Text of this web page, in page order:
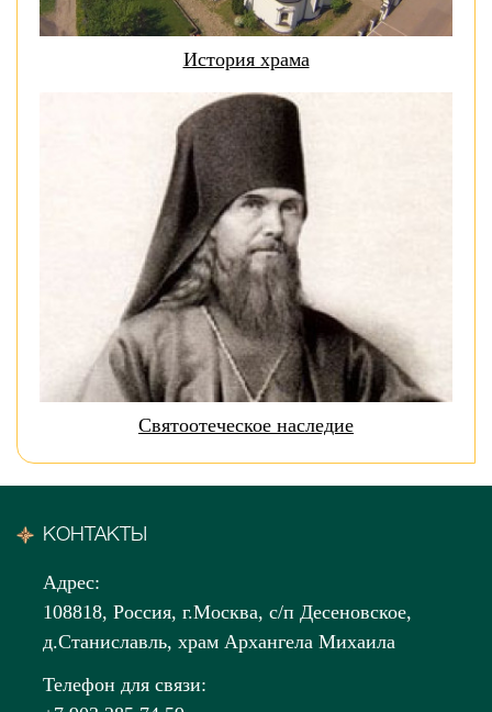
История храма
Святоотеческое наследие
КОНТАКТЫ
Адрес:
108818, Россия, г.Москва, с/п Десеновское,
д.Станиславль, храм Архангела Михаила
Телефон для связи: